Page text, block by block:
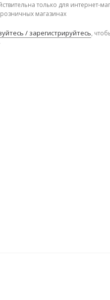
только для интернет-
розничных магазинах
/ зарегистрируйтесь,